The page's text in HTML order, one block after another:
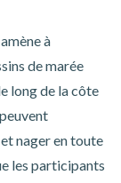
à
de marée
long de la côte
nager en toute
les participants